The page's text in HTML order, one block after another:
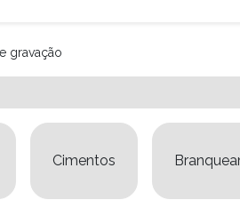
gravação
Cimentos